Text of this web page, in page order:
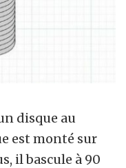
disque au
est monté sur
il bascule à 90